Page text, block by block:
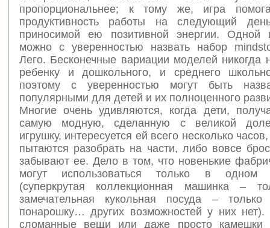
пропорциональнее; к тому же, игра
продуктивность работы на следующий
приносимой ею позитивной энергии. Одной
можно с уверенностью назвать набор
Лего. Бесконечные вариации моделей никогда
ребенку и дошкольного, и среднего
поэтому с уверенностью могут быть
популярными для детей и их полноценного
Многие очень удивляются, когда дети,
самую модную, сделанную с великой
игрушку, интересуется ей всего несколько
пытаются разобрать на части, либо вовсе
забывают ее. Дело в том, что новенькие
могут использоваться только в одном
(суперкрутая коллекционная машинка –
замечательная кукольная посуда –
понарошку… других возможностей у них нет).
сломанные вещи или даже просто камешки